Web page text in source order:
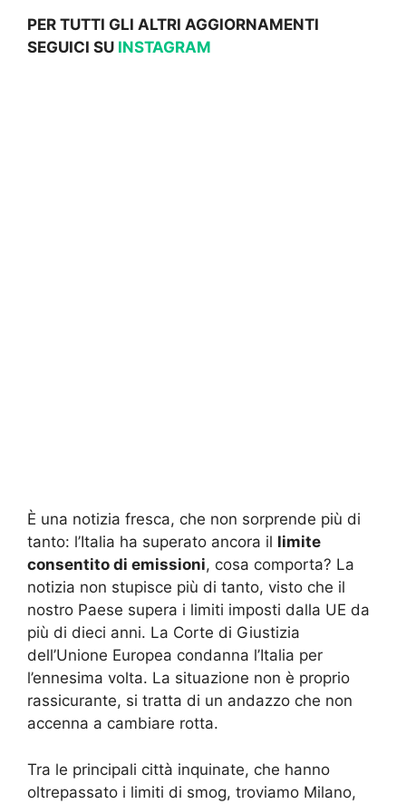
PER TUTTI GLI ALTRI AGGIORNAMENTI
SEGUICI SU INSTAGRAM
È una notizia fresca, che non sorprende più di
tanto: l’Italia ha superato ancora il limite
consentito di emissioni, cosa comporta? La
notizia non stupisce più di tanto, visto che il
nostro Paese supera i limiti imposti dalla UE da
più di dieci anni. La Corte di Giustizia
dell’Unione Europea condanna l’Italia per
l’ennesima volta. La situazione non è proprio
rassicurante, si tratta di un andazzo che non
accenna a cambiare rotta.
Tra le principali città inquinate, che hanno
oltrepassato i limiti di smog, troviamo Milano,